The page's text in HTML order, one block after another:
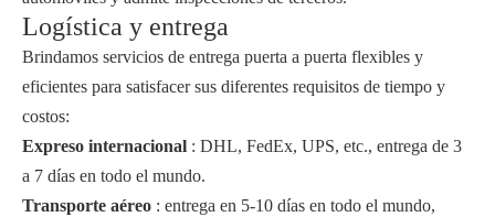
Logística y entrega
Brindamos servicios de entrega puerta a puerta flexibles y
eficientes para satisfacer sus diferentes requisitos de tiempo y
costos:
Expreso internacional : DHL, FedEx, UPS, etc., entrega de 3
a 7 días en todo el mundo.
Transporte aéreo : entrega en 5-10 días en todo el mundo,